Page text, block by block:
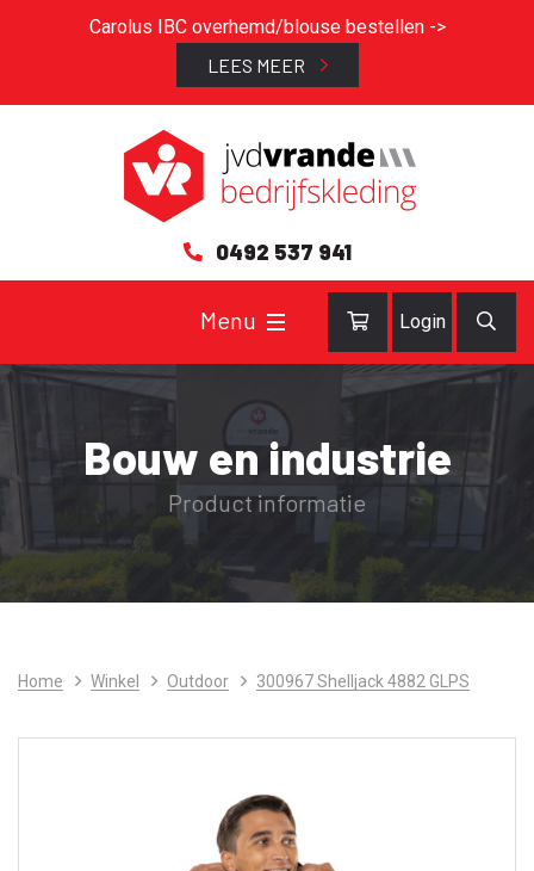
Carolus IBC overhemd/blouse bestellen ->
LEES MEER
0492 537 941
Login
Bouw en industrie
Product informatie
Home Winkel Outdoor 300967 Shelljack 4882 GLPS